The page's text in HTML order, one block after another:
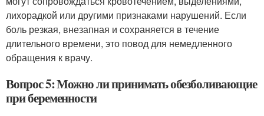
лихорадкой или другими признаками нарушений. Если
боль резкая, внезапная и сохраняется в течение
длительного времени, это повод для немедленного
обращения к врачу.
Вопрос 5: Можно ли принимать обезболивающие
при беременности